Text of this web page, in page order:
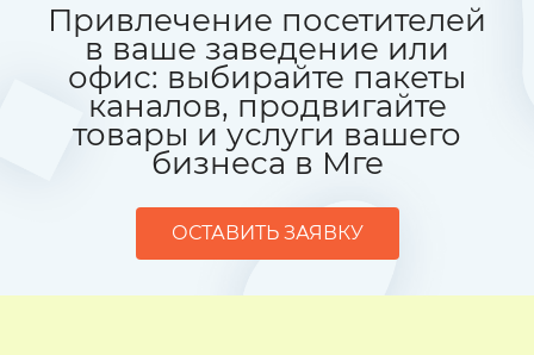
Привлечение посетителей
в ваше заведение или
офис: выбирайте пакеты
каналов, продвигайте
товары и услуги вашего
бизнеса в Мге
ОСТАВИТЬ ЗАЯВКУ